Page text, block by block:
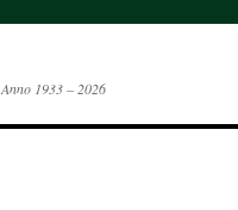
Anno 1933 – 2026